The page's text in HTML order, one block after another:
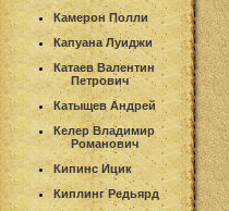
Камерон Полли
Капуана Луиджи
Катаев Валентин
Петрович
Катыщев Андрей
Келер Владимир
Романович
Кипинс Ицик
Киплинг Редьярд